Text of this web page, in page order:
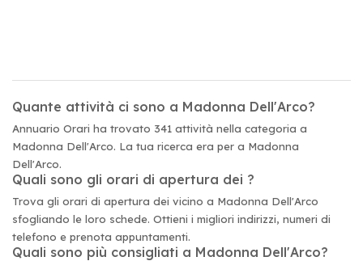
Quante attività ci sono a Madonna Dell'Arco?
Annuario Orari ha trovato 341 attività nella categoria a
Madonna Dell'Arco. La tua ricerca era per a Madonna
Dell'Arco.
Quali sono gli orari di apertura dei ?
Trova gli orari di apertura dei vicino a Madonna Dell'Arco
sfogliando le loro schede. Ottieni i migliori indirizzi, numeri di
telefono e prenota appuntamenti.
Quali sono più consigliati a Madonna Dell'Arco?